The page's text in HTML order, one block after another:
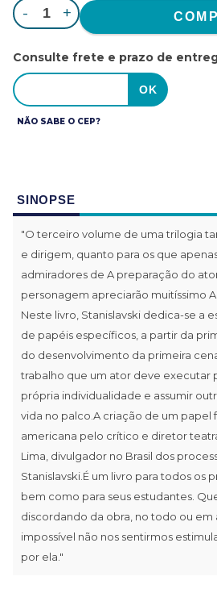
- +
Consulte frete e prazo de
NÃO SABE O CEP?
SINOPSE
"O terceiro volume de uma trilogia
e dirigem, quanto para os que
admiradores de A preparação do
personagem apreciarão muitíssimo
Neste livro, Stanislavski dedica-se a
de papéis específicos, a partir da
do desenvolvimento da primeira
trabalho que um ator deve executar
própria individualidade e assumir
vida no palco.A criação de um papel
americana pelo crítico e diretor
Lima, divulgador no Brasil dos
Stanislavski.É um livro para todos os
bem como para seus estudantes.
discordando da obra, no todo ou em
impossível não nos sentirmos
por ela."